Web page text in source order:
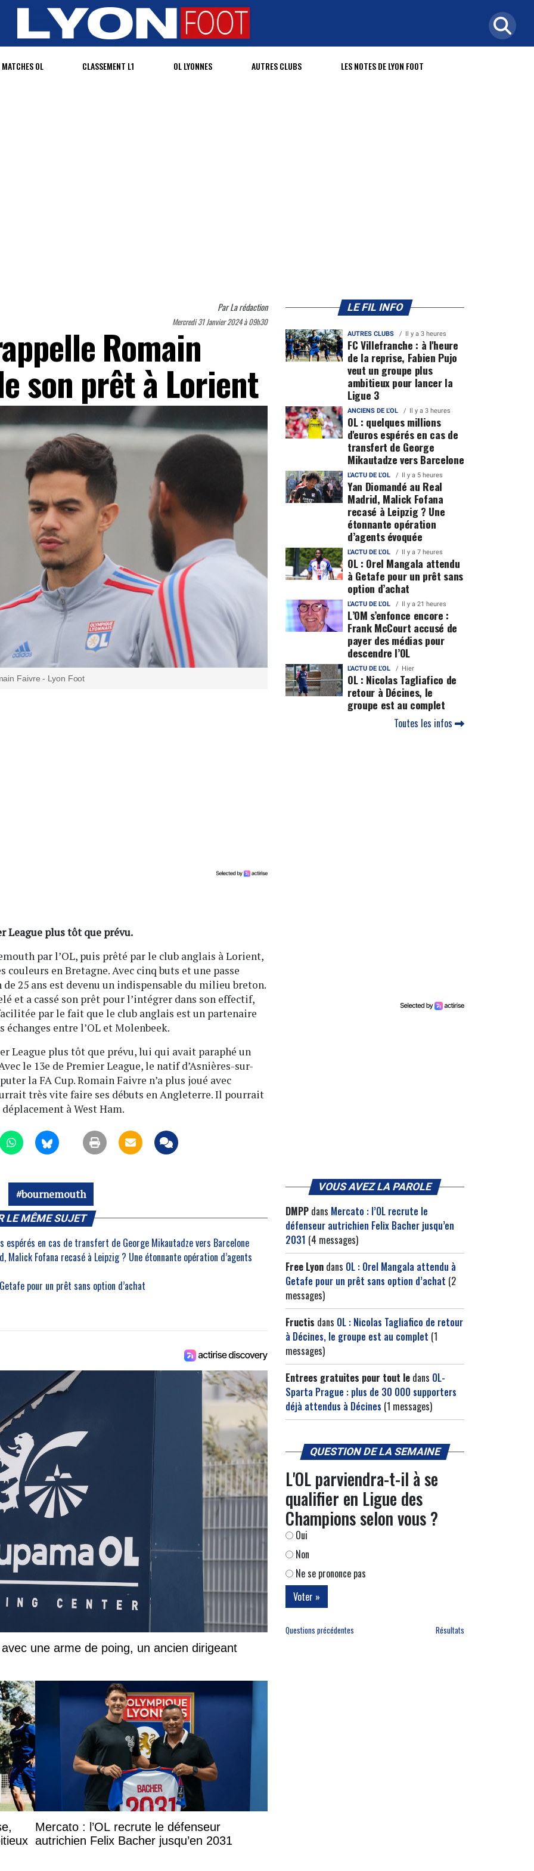
MATCHES OL CLASSEMENT L1 OL LYONNES AUTRES CLUBS LES NOTES DE LYON FOOT
ParLa rédaction
Mercredi 31 Janvier 2024 à 09h30
Romain
son prêt à Lorient
Faivre - Lyon Foot
League plus tôt que prévu.
par l’OL, puis prêté par le club anglais à Lorient,
couleurs en Bretagne. Avec cinq buts et une passe
25 ans est devenu un indispensable du milieu breton.
et a cassé son prêt pour l’intégrer dans son effectif,
par le fait que le club anglais est un partenaire
entre l’OL et Molenbeek.
League plus tôt que prévu, lui qui avait paraphé un
le 13e de Premier League, le natif d’Asnières-sur-
la FA Cup. Romain Faivre n’a plus joué avec
très vite faire ses débuts en Angleterre. Il pourrait
à West Ham.
bournemouth
LE MÊME SUJET
espérés en cas de transfert de George Mikautadze vers Barcelone
Malick Fofana recasé à Leipzig ? Une étonnante opération d’agents
pour un prêt sans option d’achat
une arme de poing, un ancien dirigeant
Mercato : l’OL recrute le défenseur
autrichien Felix Bacher jusqu’en 2031
LE FIL INFO
AUTRES CLUBS Il y a 3 heures
FC Villefranche : à l'heure
de la reprise, Fabien Pujo
veut un groupe plus
ambitieux pour lancer la
Ligue 3
ANCIENS DE L'OL Il y a 3 heures
OL : quelques millions
d'euros espérés en cas de
transfert de George
Mikautadze vers Barcelone
L'ACTU DE L'OL Il y a 5 heures
Yan Diomandé au Real
Madrid, Malick Fofana
recasé à Leipzig ? Une
étonnante opération
d’agents évoquée
L'ACTU DE L'OL Il y a 7 heures
OL : Orel Mangala attendu
à Getafe pour un prêt sans
option d’achat
L'ACTU DE L'OL Il y a 21 heures
L’OM s’enfonce encore :
Frank McCourt accusé de
payer des médias pour
descendre l’OL
L'ACTU DE L'OL Hier
OL : Nicolas Tagliafico de
retour à Décines, le
groupe est au complet
Toutes les infos
VOUS AVEZ LA PAROLE
DMPP dans Mercato : l’OL recrute le
défenseur autrichien Felix Bacher jusqu’en
2031 (4 messages)
Free Lyon dans OL : Orel Mangala attendu à
Getafe pour un prêt sans option d’achat (2
messages)
Fructis dans OL : Nicolas Tagliafico de retour
à Décines, le groupe est au complet (1
messages)
Entrees gratuites pour tout le dans OL-
Sparta Prague : plus de 30 000 supporters
déjà attendus à Décines (1 messages)
QUESTION DE LA SEMAINE
L'OL parviendra-t-il à se
qualifier en Ligue des
Champions selon vous ?
Oui
Non
Ne se prononce pas
Questions précédentes Résultats